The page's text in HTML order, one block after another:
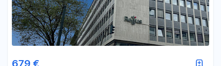
679 €